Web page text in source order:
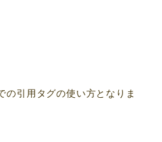
の引用タグの使い方となりま